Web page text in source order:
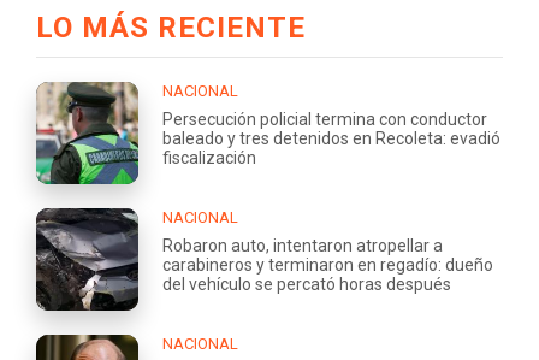
LO MÁS RECIENTE
NACIONAL
Persecución policial termina con conductor
baleado y tres detenidos en Recoleta: evadió
fiscalización
NACIONAL
Robaron auto, intentaron atropellar a
carabineros y terminaron en regadío: dueño
del vehículo se percató horas después
NACIONAL